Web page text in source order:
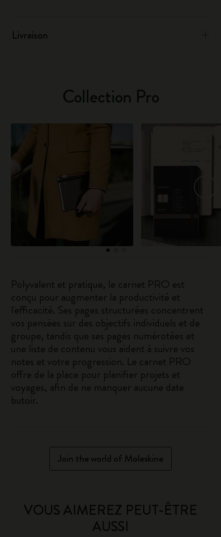
Livraison
Collection Pro
Polyvalent et pratique, le carnet PRO est
conçu pour augmenter la productivité et
l'efficacité. Ses pages structurées concentrent
vos pensées sur des objectifs individuels et de
groupe, tandis que ses pages numérotées et
une liste de contenu vous aident à suivre vos
notes et votre progression. Le carnet PRO
offre de la place pour planifier projets et
voyages, afin de ne manquer aucune date
butoir.
Join the world of Moleskine
VOUS AIMEREZ PEUT-ÊTRE
AUSSI